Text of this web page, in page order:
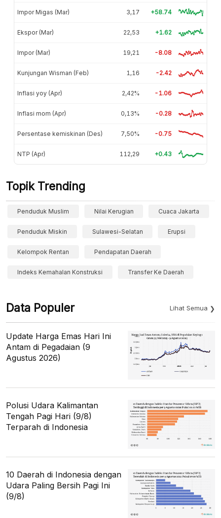
Impor Migas (Mar) 3,17 +58.74
Ekspor (Mar) 22,53 +1.62
Impor (Mar) 19,21 -8.08
Kunjungan Wisman (Feb) 1,16 -2.42
Inflasi yoy (Apr) 2,42% -1.06
Inflasi mom (Apr) 0,13% -0.28
Persentase kemiskinan (Des) 7,50% -0.75
NTP (Apr) 112,29 +0.43
Topik Trending
Penduduk Muslim Nilai Kerugian Cuaca Jakarta
Penduduk Miskin Sulawesi-Selatan Erupsi
Kelompok Rentan Pendapatan Daerah
Indeks Kemahalan Konstruksi Transfer Ke Daerah
Data Populer Lihat Semua
Update Harga Emas Hari Ini
Antam di Pegadaian (9
Agustus 2026)
Polusi Udara Kalimantan
Tengah Pagi Hari (9/8)
Terparah di Indonesia
10 Daerah di Indonesia dengan
Udara Paling Bersih Pagi Ini
(9/8)